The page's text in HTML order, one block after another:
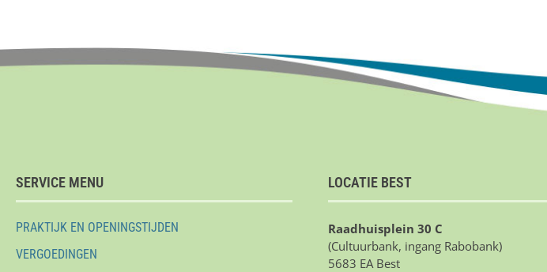
SERVICE MENU
PRAKTIJK EN OPENINGSTIJDEN
VERGOEDINGEN
LOCATIE BEST
Raadhuisplein 30 C
(Cultuurbank, ingang Rabobank)
5683 EA Best